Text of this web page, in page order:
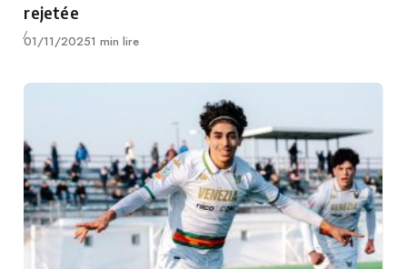
rejetée
Publié
01/11/20251 min lire